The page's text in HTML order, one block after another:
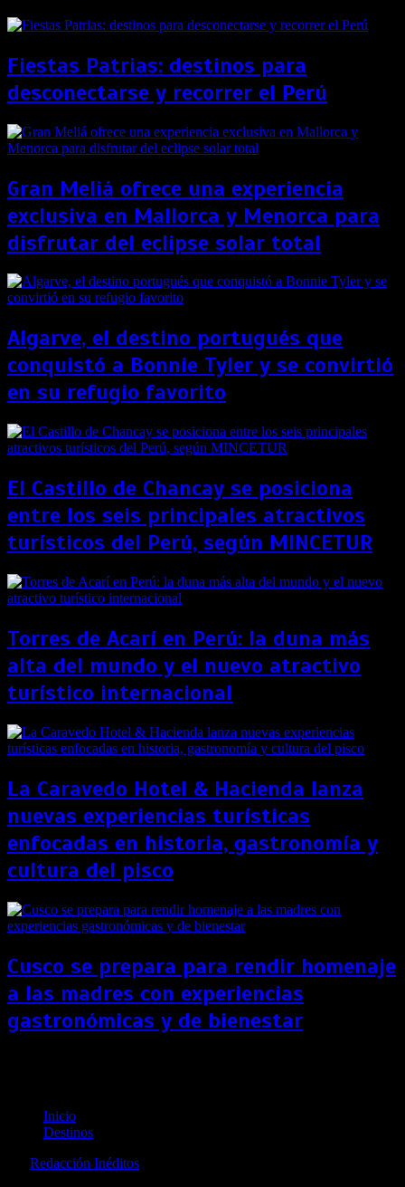
Fiestas Patrias: destinos para
desconectarse y recorrer el Perú
Gran Meliá ofrece una experiencia
exclusiva en Mallorca y Menorca para
disfrutar del eclipse solar total
Algarve, el destino portugués que
conquistó a Bonnie Tyler y se convirtió
en su refugio favorito
El Castillo de Chancay se posiciona
entre los seis principales atractivos
turísticos del Perú, según MINCETUR
Torres de Acarí en Perú: la duna más
alta del mundo y el nuevo atractivo
turístico internacional
La Caravedo Hotel & Hacienda lanza
nuevas experiencias turísticas
enfocadas en historia, gastronomía y
cultura del pisco
Cusco se prepara para rendir homenaje
a las madres con experiencias
gastronómicas y de bienestar
Inicio
Destinos
Redacción Inéditos